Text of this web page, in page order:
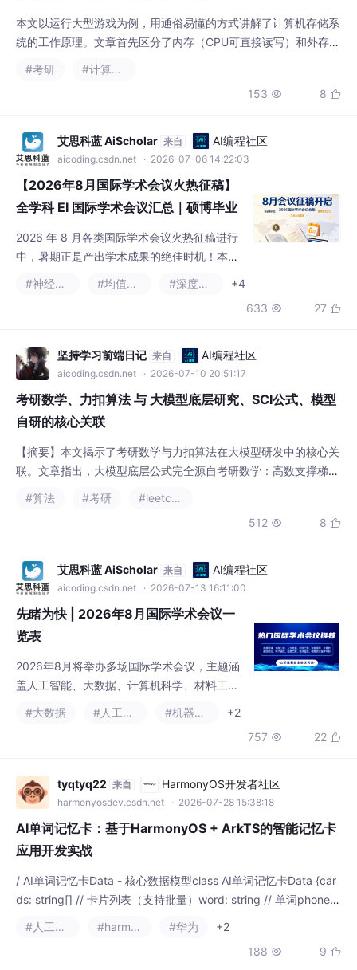
本文以运行大型游戏为例，用通俗易懂的方式讲解了计算机存储系
统的工作原理。文章首先区分了内存（CPU可直接读写）和外存
虚拟地址空间和页表。重点讲解了CPU访问数据时发生的缺页中断
处理过程：当所需数据不在内存时，系统会从硬盘调入数据并更新
全文通过实际场景帮助读者理解虚拟内存管理的核心概
#考研
153  8 
艾思科蓝 AiScholar 来自 AI编程社区
aicoding.csdn.net · 2026-07-06 14:22:03
【2026年8月国际学术会议火热征稿】
全学科 EI 国际学术会议汇总｜硕博毕业
评职优选，Scopus稳定检索｜计算机、
人工智能、生物医药、通信能源等多学
2026 年 8 月各类国际学术会议火热征稿进行
中，暑期正是产出学术成果的绝佳时机！本次
EI/Scopus 会议，名校背书、出版正规、检索
规划投稿。
+4
633  27 
坚持学习前端日记 来自 AI编程社区
aicoding.csdn.net · 2026-07-10 20:51:17
考研数学、力扣算法 与 大模型底层研究、SCI公式、模型
自研的核心关联
【摘要】本文揭示了考研数学与力扣算法在大模型研发中的核心关
联。文章指出，大模型底层公式完全源自考研数学：高数支撑梯度
导损失函数与采样机制。同时，力扣算法中的动态规划、树结构、
复杂度优化等思想直接对应模型解码、特征提取和轻量化设计。作
可快速掌握大模型原理。博士的核心竞争力正在
#算法 #考研
512  8 
艾思科蓝 AiScholar 来自 AI编程社区
aicoding.csdn.net · 2026-07-13 16:11:00
先睹为快 | 2026年8月国际学术会议一
览表
2026年8月将举办多场国际学术会议，主题涵
盖人工智能、大数据、计算机科学、材料工
桂林、上海、广州等城市，以及新加坡、曼
门研究方向。投稿者可寻求学术顾问协助以提
高录用率。这些会议将为全球学者提供交流最
#大数据
+2
757  22 
tyqtyq22 来自 HarmonyOS开发者社区
harmonyosdev.csdn.net · 2026-07-28 15:38:18
AI单词记忆卡：基于HarmonyOS + ArkTS的智能记忆卡
应用开发实战
/ AI单词记忆卡Data - 核心数据模型class AI单词记忆卡Data {car
ds: string[] // 卡片列表（支持批量）word: string // 单词phoneti
ot: string // 词根mnemonic: string // 记忆技巧example:
#华为
+2
188  9 